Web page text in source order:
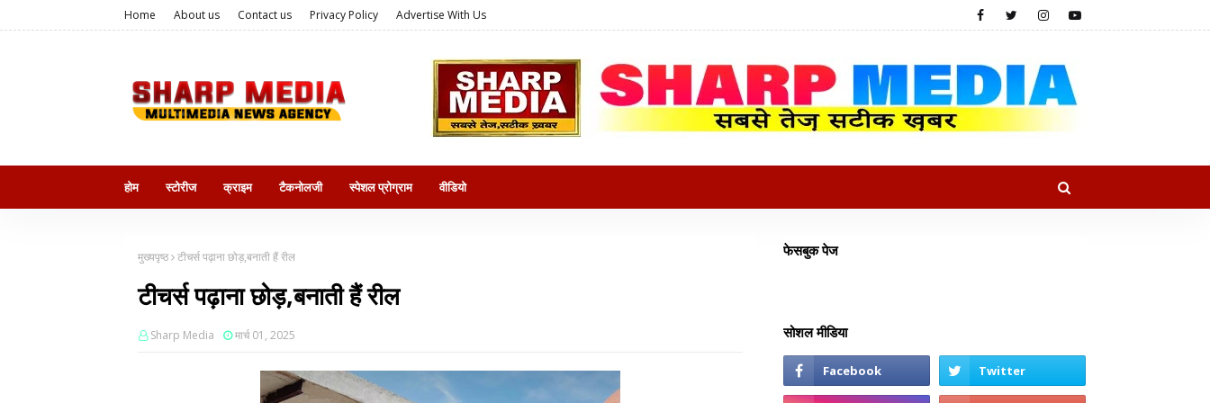
Home About us Contact us Privacy Policy Advertise With Us
होम स्टोरीज क्राइम टैकनोलजी स्पेशल प्रोग्राम वीडियो
मुख्यपृष्ठ टीचर्स पढ़ाना छोड़,बनाती हैं रील
टीचर्स पढ़ाना छोड़,बनाती हैं रील
Sharp Media मार्च 01, 2025
फेसबुक पेज
सोशल मीडिया